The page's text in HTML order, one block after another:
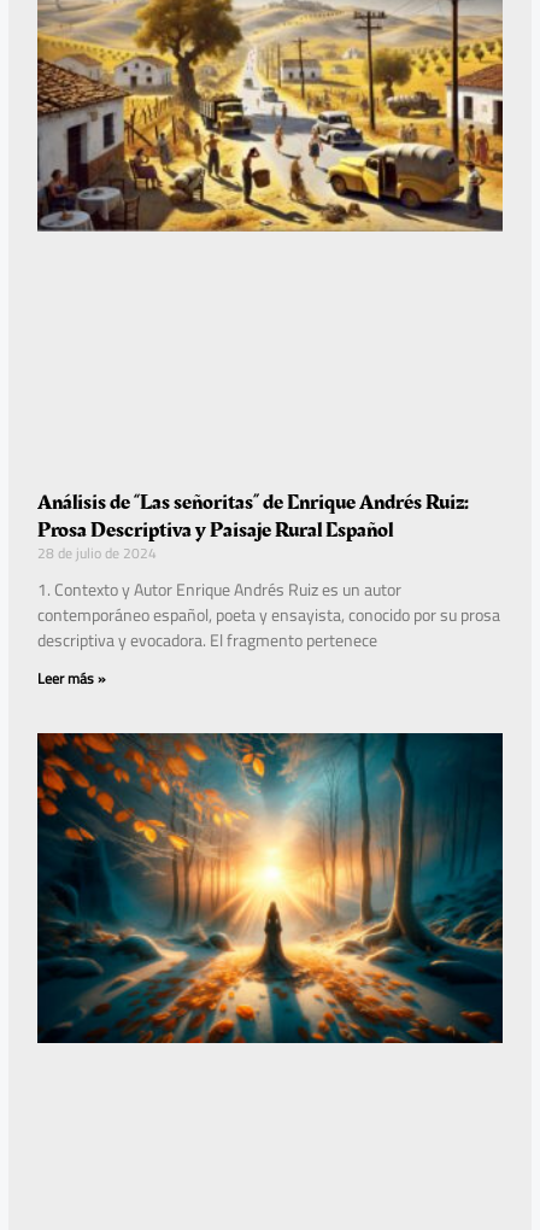
Análisis de “Las señoritas” de Enrique Andrés Ruiz:
Prosa Descriptiva y Paisaje Rural Español
28 de julio de 2024
1. Contexto y Autor Enrique Andrés Ruiz es un autor
contemporáneo español, poeta y ensayista, conocido por su prosa
descriptiva y evocadora. El fragmento pertenece
Leer más »